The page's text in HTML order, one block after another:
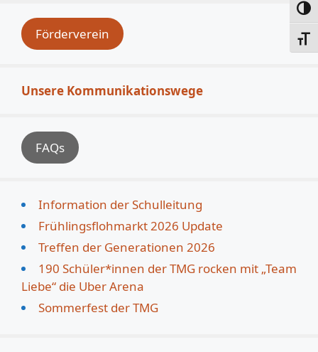
Förderverein
Unsere Kommunikationswege
FAQs
Information der Schulleitung
Frühlingsflohmarkt 2026 Update
Treffen der Generationen 2026
190 Schüler*innen der TMG rocken mit „Team
Liebe“ die Uber Arena
Sommerfest der TMG